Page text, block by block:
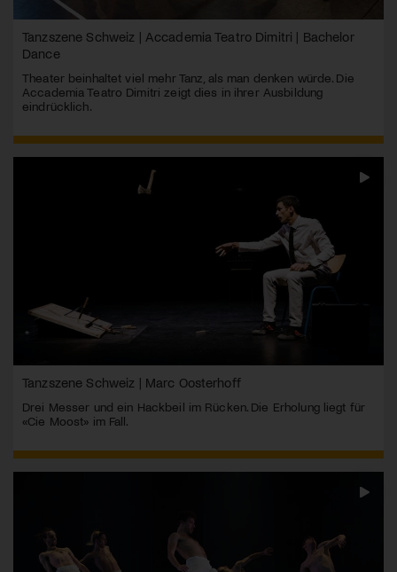
Tanzszene Schweiz | Accademia Teatro Dimitri | Bachelor
Dance
Theater beinhaltet viel mehr Tanz, als man denken würde. Die
Accademia Teatro Dimitri zeigt dies in ihrer Ausbildung
eindrücklich.
Tanzszene Schweiz | Marc Oosterhoff
Drei Messer und ein Hackbeil im Rücken. Die Erholung liegt für
«Cie Moost» im Fall.